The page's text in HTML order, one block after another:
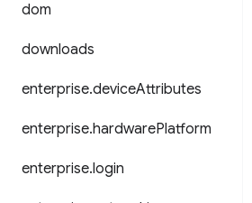
dom
downloads
enterprise.deviceAttributes
enterprise.hardwarePlatform
enterprise.login